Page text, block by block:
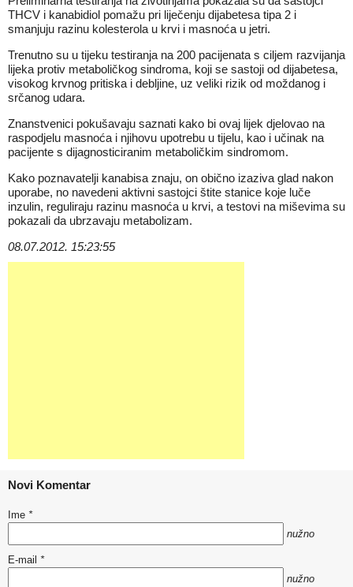
THCV i kanabidiol pomažu pri liječenju dijabetesa tipa 2 i
smanjuju razinu kolesterola u krvi i masnoća u jetri.
Trenutno su u tijeku testiranja na 200 pacijenata s ciljem razvijanja
lijeka protiv metaboličkog sindroma, koji se sastoji od dijabetesa,
visokog krvnog pritiska i debljine, uz veliki rizik od moždanog i
srčanog udara.
Znanstvenici pokušavaju saznati kako bi ovaj lijek djelovao na
raspodjelu masnoća i njihovu upotrebu u tijelu, kao i učinak na
pacijente s dijagnosticiranim metaboličkim sindromom.
Kako poznavatelji kanabisa znaju, on obično izaziva glad nakon
uporabe, no navedeni aktivni sastojci štite stanice koje luče
inzulin, reguliraju razinu masnoća u krvi, a testovi na miševima su
pokazali da ubrzavaju metabolizam.
08.07.2012. 15:23:55
Novi Komentar
Ime *
nužno
E-mail *
nužno